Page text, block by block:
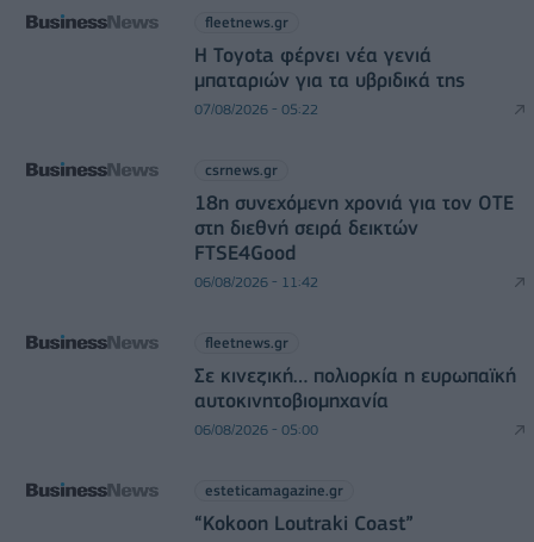
fleetnews.gr
Η Toyota φέρνει νέα γενιά
μπαταριών για τα υβριδικά της
07/08/2026 - 05:22
csrnews.gr
18η συνεχόμενη χρονιά για τον ΟΤΕ
στη διεθνή σειρά δεικτών
FTSE4Good
06/08/2026 - 11:42
fleetnews.gr
Σε κινεζική… πολιορκία η ευρωπαϊκή
αυτοκινητοβιομηχανία
06/08/2026 - 05:00
esteticamagazine.gr
“Kokoon Loutraki Coast”